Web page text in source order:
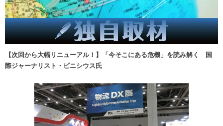
【次回から大幅リニューアル！】「今そこにある危機」を読み解く 国
際ジャーナリスト・ビニシウス氏